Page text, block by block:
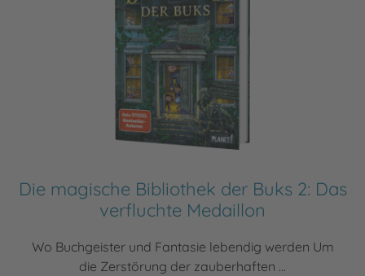
Die magische Bibliothek der Buks 2: Das
verfluchte Medaillon
Wo Buchgeister und Fantasie lebendig werden Um
die Zerstörung der zauberhaften ...